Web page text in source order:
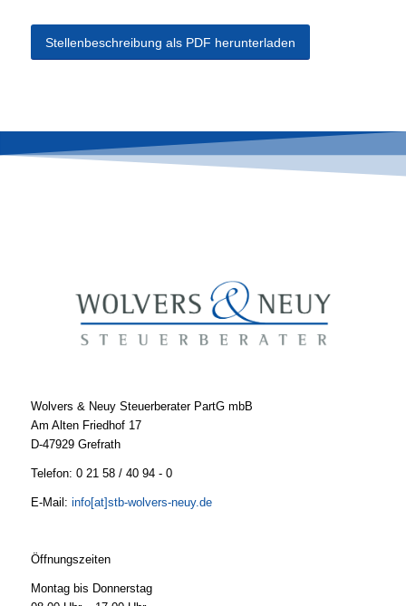
Stellenbeschreibung als PDF herunterladen
Wolvers & Neuy Steuerberater PartG mbB
Am Alten Friedhof 17
D-47929 Grefrath
Telefon: 0 21 58 / 40 94 - 0
E-Mail: info[at]stb-wolvers-neuy.de
Öffnungszeiten
Montag bis Donnerstag